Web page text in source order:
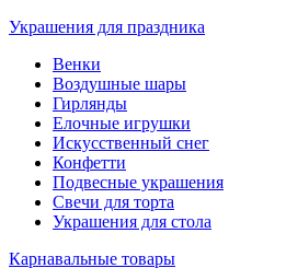
Украшения для праздника
Венки
Воздушные шары
Гирлянды
Елочные игрушки
Искусственный снег
Конфетти
Подвесные украшения
Свечи для торта
Украшения для стола
Карнавальные товары